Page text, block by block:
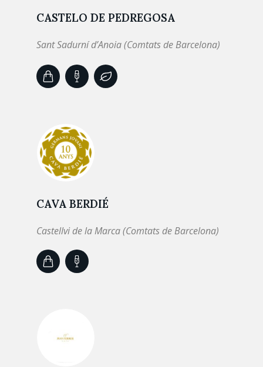
CASTELO DE PEDREGOSA
Sant Sadurní d’Anoia (Comtats de Barcelona)
CAVA BERDIÉ
Castellvi de la Marca (Comtats de Barcelona)